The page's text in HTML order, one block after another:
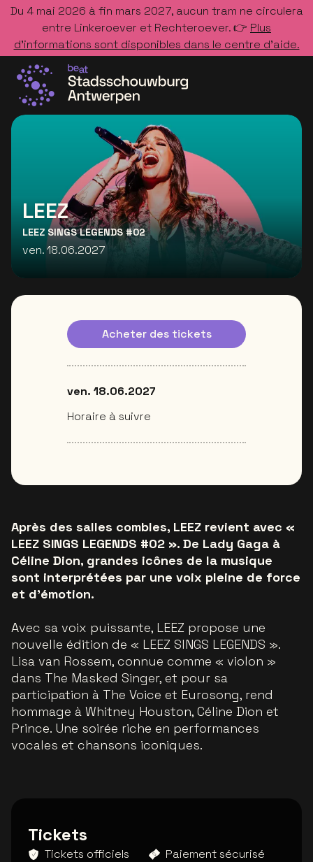
Du 4 mai 2026 à fin mars 2027, aucun tram ne circulera
entre Linkeroever et Rechteroever. 👉 Plus
d’informations sont disponibles dans le centre d’aide.
Allez à la page d'accueil
LEEZ
LEEZ SINGS LEGENDS #02
ven. 18.06.2027
Après des salles combles, LEEZ revient avec «
LEEZ SINGS LEGENDS #02 ». De Lady Gaga à
Céline Dion, grandes icônes de la musique
sont interprétées par une voix pleine de force
et d'émotion.
Avec sa voix puissante, LEEZ propose une
nouvelle édition de « LEEZ SINGS LEGENDS ».
Lisa van Rossem, connue comme « violon »
dans The Masked Singer, et pour sa
participation à The Voice et Eurosong, rend
hommage à Whitney Houston, Céline Dion et
Prince. Une soirée riche en performances
vocales et chansons iconiques.
Acheter des tickets
ven. 18.06.2027
Horaire à suivre
Tickets
Tickets officiels Paiement sécurisé